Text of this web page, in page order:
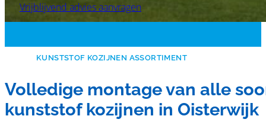
Vrijblijvend advies aanvragen
KUNSTSTOF KOZIJNEN ASSORTIMENT
Volledige montage van alle
kunststof kozijnen in Oisterwijk